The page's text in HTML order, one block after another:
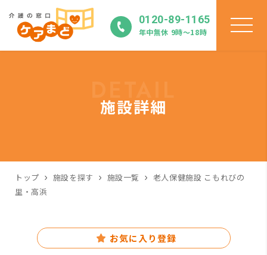
0120-89-1165
年中無休 9時〜18時
施設詳細
トップ 施設を探す 施設一覧
老人保健施設 こもれびの
里・高浜
お気に入り登録